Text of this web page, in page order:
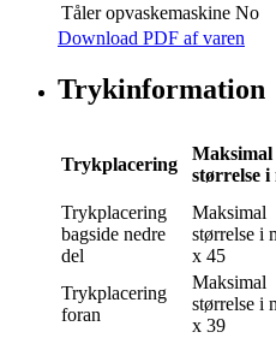
Tåler opvaskemaskine No
Download PDF af varen
Trykinformation
Trykplacering
Maksimal
størrelse i
Trykplacering
bagside nedre
del
Maksimal
størrelse i
x 45
Trykplacering
foran
Maksimal
størrelse i
x 39